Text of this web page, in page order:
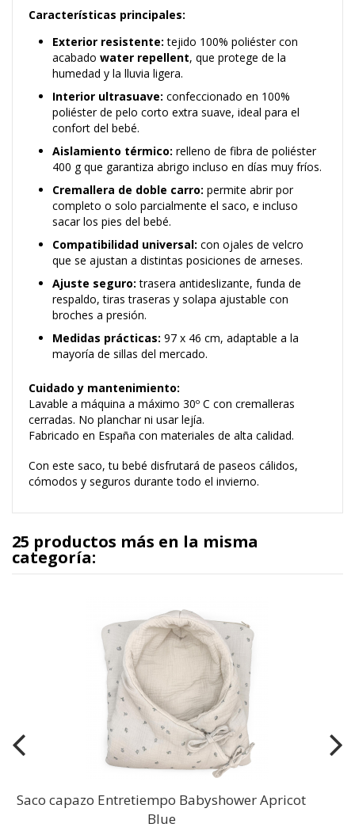
Características principales:
Exterior resistente: tejido 100% poliéster con
acabado water repellent, que protege de la
humedad y la lluvia ligera.
Interior ultrasuave: confeccionado en 100%
poliéster de pelo corto extra suave, ideal para el
confort del bebé.
Aislamiento térmico: relleno de fibra de poliéster
400 g que garantiza abrigo incluso en días muy fríos.
Cremallera de doble carro: permite abrir por
completo o solo parcialmente el saco, e incluso
sacar los pies del bebé.
Compatibilidad universal: con ojales de velcro
que se ajustan a distintas posiciones de arneses.
Ajuste seguro: trasera antideslizante, funda de
respaldo, tiras traseras y solapa ajustable con
broches a presión.
Medidas prácticas: 97 x 46 cm, adaptable a la
mayoría de sillas del mercado.
Cuidado y mantenimiento:
Lavable a máquina a máximo 30º C con cremalleras
cerradas. No planchar ni usar lejía.
Fabricado en España con materiales de alta calidad.
Con este saco, tu bebé disfrutará de paseos cálidos,
cómodos y seguros durante todo el invierno.
25 productos más en la misma
categoría:
Saco capazo Entretiempo Babyshower Apricot
Blue